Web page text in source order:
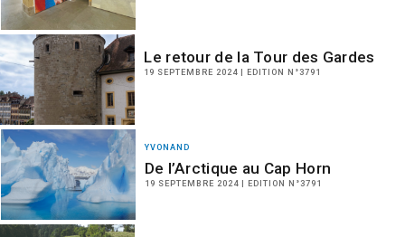
Le retour de la Tour des Gardes
19 SEPTEMBRE 2024 | EDITION N°3791
YVONAND
De l’Arctique au Cap Horn
19 SEPTEMBRE 2024 | EDITION N°3791